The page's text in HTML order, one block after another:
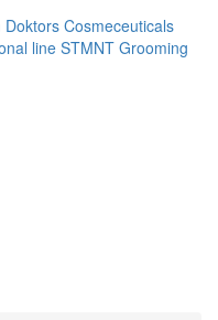
Doktors Cosmeceuticals
line STMNT Grooming